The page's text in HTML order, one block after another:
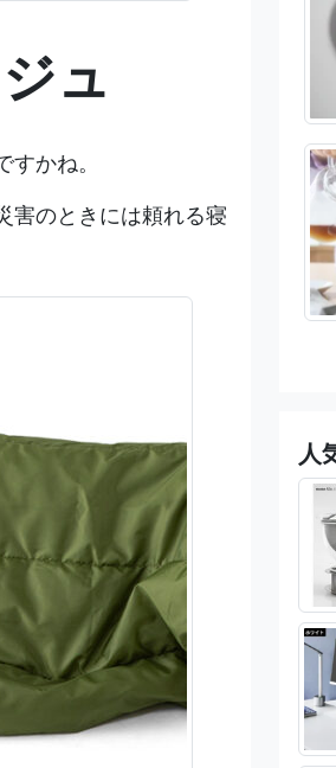
ュ
かね。
害のときには頼れる寝
人